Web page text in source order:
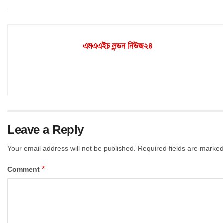
এমএএইচ লন্ডন নিউজ২৪
Leave a Reply
Your email address will not be published. Required fields are
Comment *